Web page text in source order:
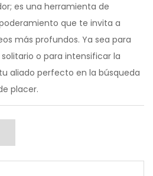
es una herramienta de
que te invita a
más profundos. Ya sea para
o para intensificar la
aliado perfecto en la búsqueda
placer.